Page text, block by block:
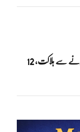
تھائی لینڈ میں فٹبال کھلاڑی پر بجلی گرنے سے ہلاکت، 12